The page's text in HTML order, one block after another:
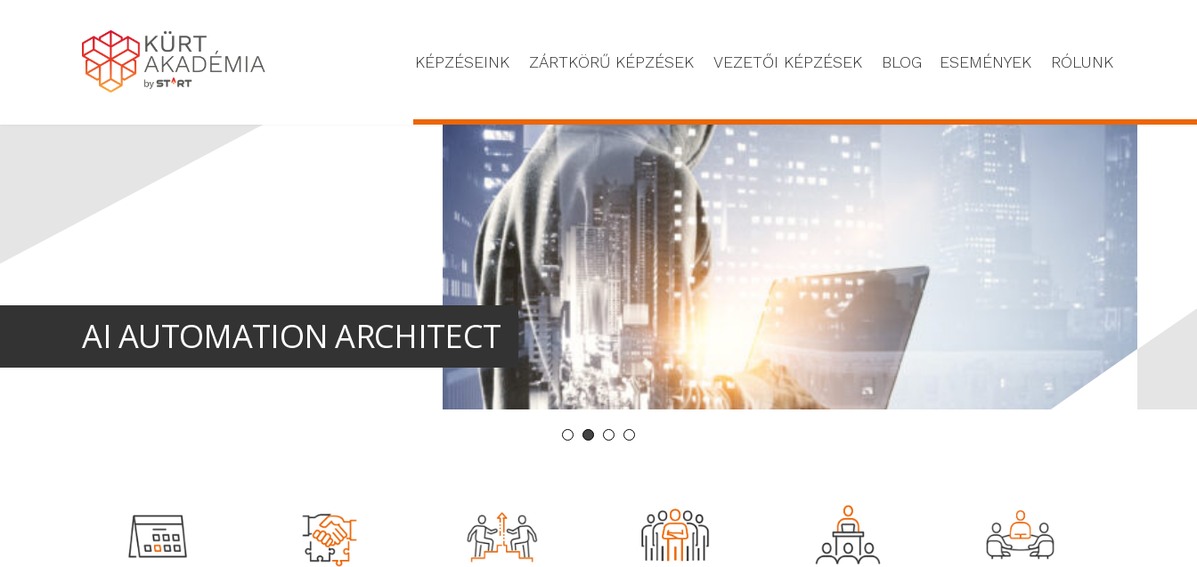
KÉPZÉSEINK ZÁRTKÖRŰ KÉPZÉSEK VEZETŐI KÉPZÉSEK BLOG ESEMÉNYEK RÓLUNK
ALKALMAZOTT AGENTIC AI
A CHATGPT-N TÚL: ÉPÍTS OLYAN AI RENDSZEREKET, AMELYEK NEM CSAK BESZÉLNEK, HANEM CSELEKSZENEK!